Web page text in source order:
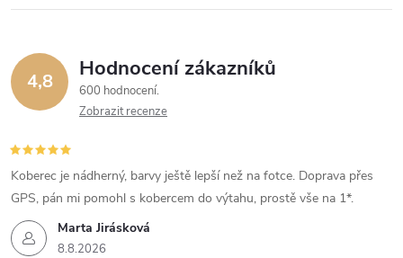
4,8 Hodnocení zákazníků
600 hodnocení
Zobrazit recenze
Marta Jirásková
8.8.2026
Koberec je nádherný, barvy ještě lepší než na fotce. Doprava přes
GPS, pán mi pomohl s kobercem do výtahu, prostě vše na 1*.